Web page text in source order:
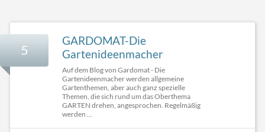
5
GARDOMAT-Die
Gartenideenmacher
Auf dem Blog von Gardomat - Die
Gartenideenmacher werden allgemeine
Gartenthemen, aber auch ganz spezielle
Themen, die sich rund um das Oberthema
GARTEN drehen, angesprochen. Regelmäßig
werden ...